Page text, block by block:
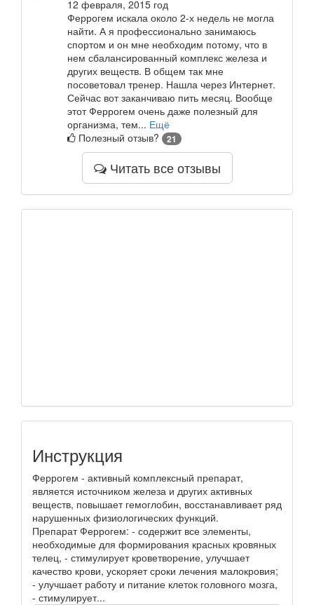
12 февраля, 2015 год
Феррогем искала около 2-х недель не могла
найти. А я профессионально занимаюсь
спортом и он мне необходим потому, что в
нем сбалансированный комплекс железа и
других веществ. В общем так мне
посоветовал тренер. Нашла через Интернет.
Сейчас вот заканчиваю пить месяц. Вообще
этот Феррогем очень даже полезный для
организма, тем... Ещё
Полезный отзыв?
21
Читать все отзывы
Инструкция
Феррогем - активный комплексный препарат,
является источником железа и других активных
веществ, повышает гемоглобин, восстанавливает ряд
нарушенных физиологических функций.
Препарат Феррогем: - содержит все элементы,
необходимые для формирования красных кровяных
телец, - стимулирует кроветворение, улучшает
качество крови, ускоряет сроки лечения малокровия;
- улучшает работу и питание клеток головного мозга,
- стимулирует...